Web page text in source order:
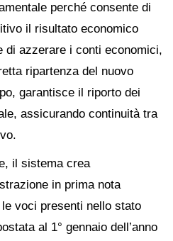
perché consente di
il risultato economico
di azzerare i conti economici,
ripartenza del nuovo
garantisce il riporto dei
assicurando continuità tra
il sistema crea
in prima nota
voci presenti nello stato
al 1° gennaio dell’anno